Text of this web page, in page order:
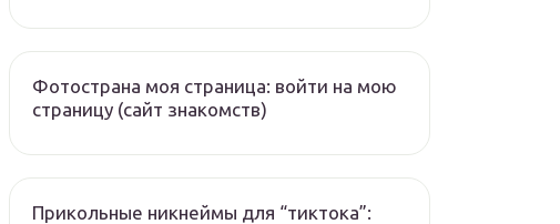
Фотострана моя страница: войти на мою
страницу (сайт знакомств)
Прикольные никнеймы для “тиктока”: